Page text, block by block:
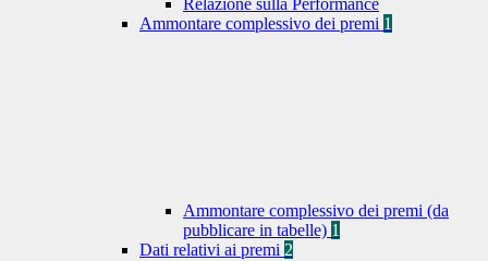
Relazione sulla Performance
Ammontare complessivo dei premi 1
Ammontare complessivo dei premi (da
pubblicare in tabelle) 1
Dati relativi ai premi 2